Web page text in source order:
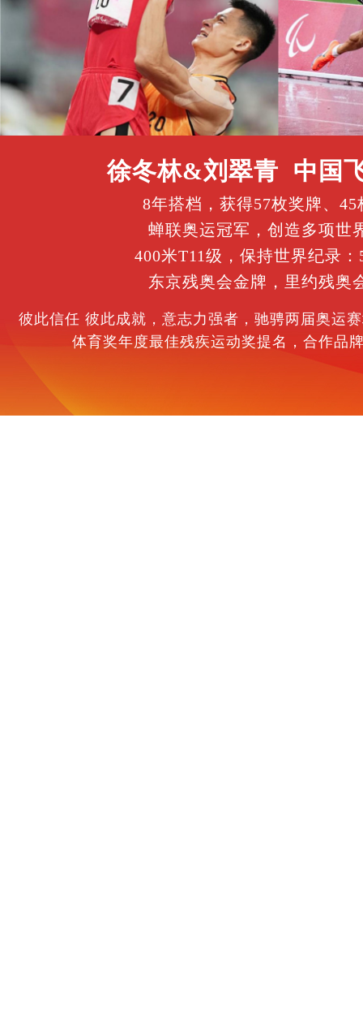
徐冬林&刘翠青 中国
8年搭档，获得57枚奖牌、45
蝉联奥运冠军，创造多项世
400米T11级，保持世界纪录：
东京残奥会金牌，里约残奥
彼此信任 彼此成就，意志力强者，驰骋两届奥运
体育奖年度最佳残疾运动奖提名，合作品